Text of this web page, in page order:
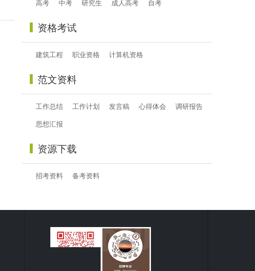
高考 中考 研究生 成人高考 自考
资格考试
建筑工程 职业资格 计算机资格
范文资料
工作总结 工作计划 发言稿 心得体会
调研报告
思想汇报
资源下载
招考资料 备考资料